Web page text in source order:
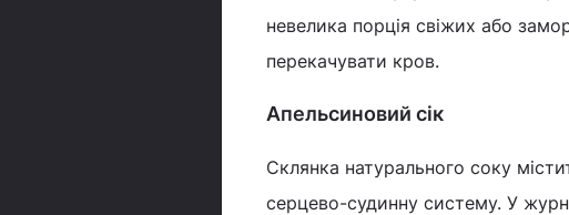
невелика порція свіжих або
перекачувати кров.
Апельсиновий сік
Склянка натурального соку
серцево-судинну систему. У